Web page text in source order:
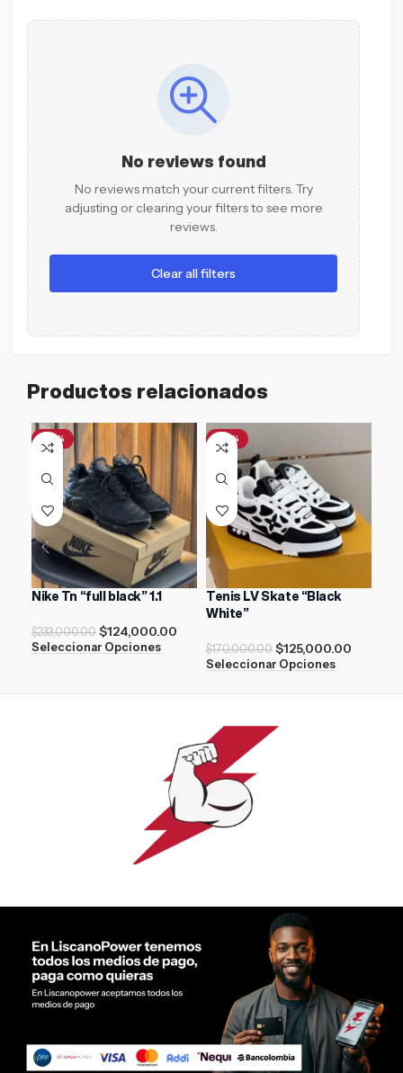
No reviews found
No reviews match your current filters. Try
adjusting or clearing your filters to see more
reviews.
Clear all filters
Productos relacionados
-47%
Nike Tn “full black” 1.1
$233,000.00 $124,000.00
Seleccionar Opciones
-26%
Tenis LV Skate “Black
White”
$170,000.00 $125,000.00
Seleccionar Opciones